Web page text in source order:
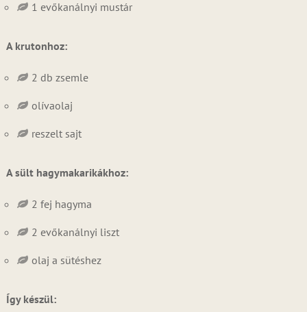
1 evőkanálnyi mustár
A krutonhoz:
2 db zsemle
olívaolaj
reszelt sajt
A sült hagymakarikákhoz:
2 fej hagyma
2 evőkanálnyi liszt
olaj a sütéshez
Így készül: